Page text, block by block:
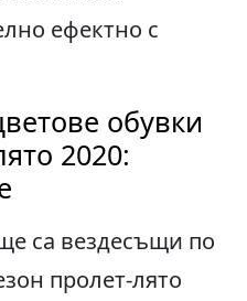
ефектно с
обувки
2020:
са вездесъщи по
пролет-лято